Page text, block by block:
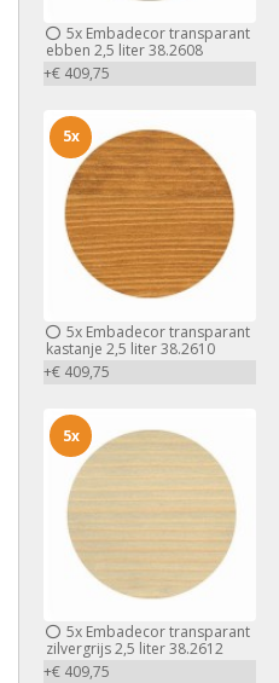
5x Embadecor transparant
ebben 2,5 liter 38.2608
+€ 409,75
5x Embadecor transparant
kastanje 2,5 liter 38.2610
+€ 409,75
5x
5x Embadecor transparant
zilvergrijs 2,5 liter 38.2612
+€ 409,75
5x